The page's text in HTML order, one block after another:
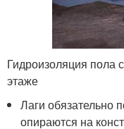
Гидроизоляция пола
этаже
Лаги обязательно
опираются на